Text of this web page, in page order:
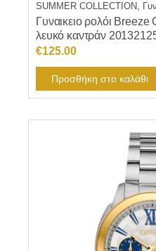
SUMMER COLLECTION,
Γυναικειο ρολόι
λευκό καντράν
€125.00
Προσθήκη στο καλάθι